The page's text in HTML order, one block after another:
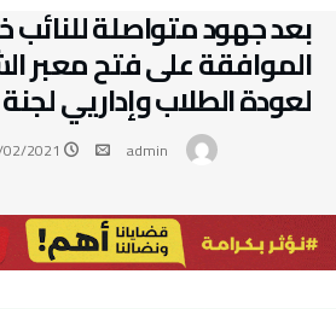
بعد جهود متواصلة
الموافقة على فتح معبر
لعودة الطلاب وإداريي
admin
2021